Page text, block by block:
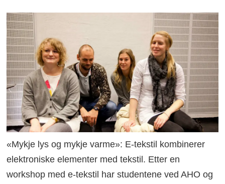
«Mykje lys og mykje varme»: E-tekstil kombinerer
elektroniske elementer med tekstil. Etter en
workshop med e-tekstil har studentene ved AHO og